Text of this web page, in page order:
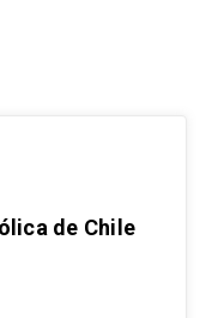
de Chile